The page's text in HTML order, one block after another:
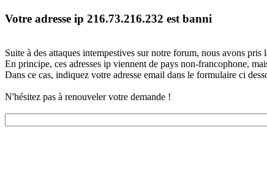
Votre adresse ip 216.73.216.232 est banni
Suite à des attaques intempestives sur notre forum, nous avons pris
En principe, ces adresses ip viennent de pays non-francophone,
Dans ce cas, indiquez votre adresse email dans le formulaire ci
N'hésitez pas à renouveler votre demande !